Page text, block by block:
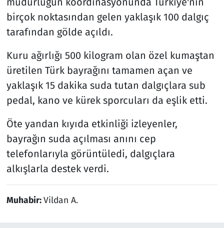
birçok noktasından gelen yaklaşık 100 dalgıç
tarafından gölde açıldı.
Kuru ağırlığı 500 kilogram olan özel kumaştan
üretilen Türk bayrağını tamamen açan ve
yaklaşık 15 dakika suda tutan dalgıçlara sub
pedal, kano ve kürek sporcuları da eşlik etti.
Öte yandan kıyıda etkinliği izleyenler,
bayrağın suda açılması anını cep
telefonlarıyla görüntüledi, dalgıçlara
alkışlarla destek verdi.
Muhabir:Vildan A.